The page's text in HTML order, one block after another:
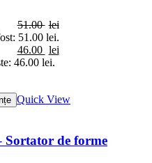
51.00 lei
51.00 lei.
46.00 lei
46.00 lei.
Quick View
Sortator de forme